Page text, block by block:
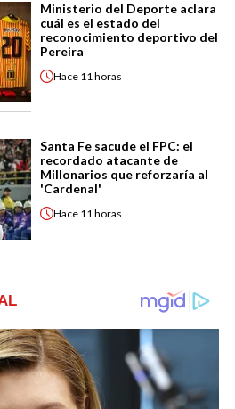
Ministerio del Deporte aclara
cuál es el estado del
reconocimiento deportivo del
Pereira
Hace 11 horas
Santa Fe sacude el FPC: el
recordado atacante de
Millonarios que reforzaría al
'Cardenal'
Hace 11 horas